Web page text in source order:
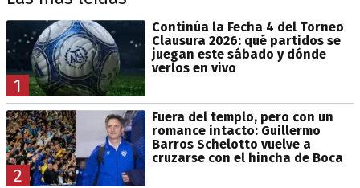
1
Continúa la Fecha 4 del Torneo
Clausura 2026: qué partidos se
juegan este sábado y dónde
verlos en vivo
2
Fuera del templo, pero con un
romance intacto: Guillermo
Barros Schelotto vuelve a
cruzarse con el hincha de Boca